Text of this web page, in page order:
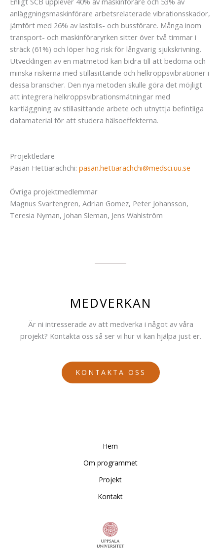
anläggningsmaskinförare arbetsrelaterade vibrationsskador,
jämfört med 26% av lastbils- och bussförare. Många inom
transport- och maskinföraryrken sitter över två timmar i
sträck (61%) och löper hög risk för långvarig sjukskrivning.
Utvecklingen av en mätmetod kan bidra till att bedöma och
minska riskerna med stillasittande och helkroppsvibrationer i
dessa branscher. Den nya metoden skulle göra det möjligt
att integrera helkroppsvibrationsmätningar med
kartläggning av stillasittande arbete och utnyttja befintliga
datamaterial för att studera hälsoeffekterna.
Projektledare
Pasan Hettiarachchi: pasan.hettiarachchi@medsci.uu.se
Övriga projektmedlemmar
Magnus Svartengren, Adrian Gomez, Peter Johansson,
Teresia Nyman, Johan Sleman, Jens Wahlström
MEDVERKAN
Är ni intresserade av att medverka i något av våra
projekt? Kontakta oss så ser vi hur vi kan hjälpa just er.
KONTAKTA OSS
Hem
Om programmet
Projekt
Kontakt